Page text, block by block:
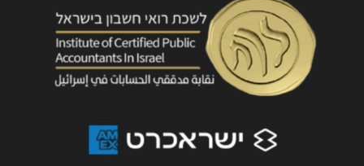
שליחה